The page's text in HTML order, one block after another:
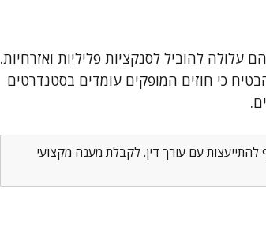
להוביל לסנקציות פליליות ואזרחיות.
כי חוזים המופקים עומדים בסטנדרטים
להתייעצות עם עורך דין. לקבלת מענה מקצועי